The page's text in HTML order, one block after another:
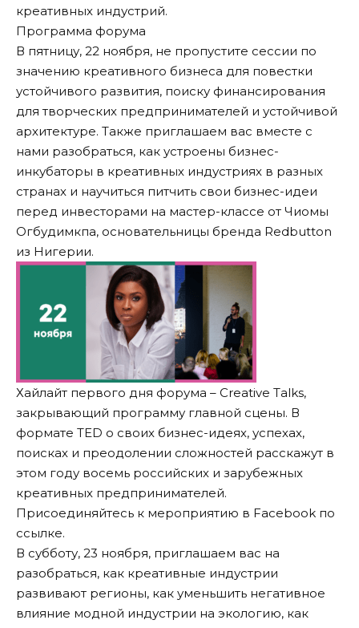
креативных индустрий.
Программа форума
В пятницу, 22 ноября, не пропустите сессии по
значению креативного бизнеса для повестки
устойчивого развития, поиску финансирования
для творческих предпринимателей и устойчивой
архитектуре. Также приглашаем вас вместе с
нами разобраться, как устроены бизнес-
инкубаторы в креативных индустриях в разных
странах и научиться питчить свои бизнес-идеи
перед инвесторами на мастер-классе от Чиомы
Огбудимкпа, основательницы бренда Redbutton
из Нигерии.
Хайлайт первого дня форума – Creative Talks,
закрывающий программу главной сцены. В
формате TED о своих бизнес-идеях, успехах,
поисках и преодолении сложностей расскажут в
этом году восемь российских и зарубежных
креативных предпринимателей.
Присоединяйтесь к мероприятию в Facebook по
ссылке.
В субботу, 23 ноября, приглашаем вас на
разобраться, как креативные индустрии
развивают регионы, как уменьшить негативное
влияние модной индустрии на экологию, как